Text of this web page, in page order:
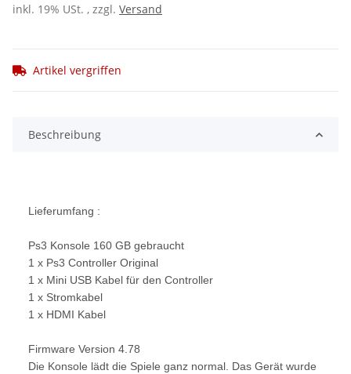
inkl. 19% USt. , zzgl. Versand
Artikel vergriffen
Beschreibung
Lieferumfang :
Ps3 Konsole 160 GB gebraucht
1 x Ps3 Controller Original
1 x Mini USB Kabel für den Controller
1 x Stromkabel
1 x HDMI Kabel
Firmware Version 4.78
Die Konsole lädt die Spiele ganz normal. Das Gerät wurde